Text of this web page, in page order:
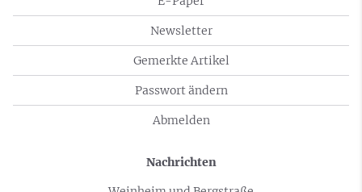
Newsletter
Gemerkte Artikel
Passwort ändern
Abmelden
Nachrichten